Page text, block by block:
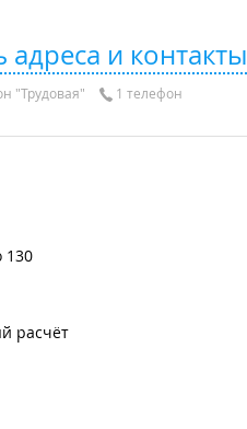
адреса и контакты
"Трудовая" 1 телефон
130
расчёт